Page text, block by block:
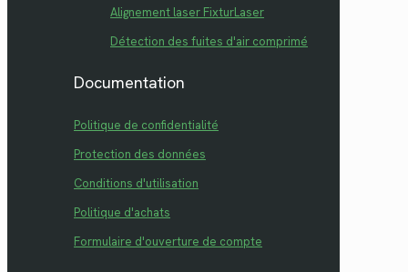
Alignement laser FixturLaser
Détection des fuites d'air comprimé
Documentation
Politique de confidentialité
Protection des données
Conditions d'utilisation
Politique d'achats
Formulaire d'ouverture de compte